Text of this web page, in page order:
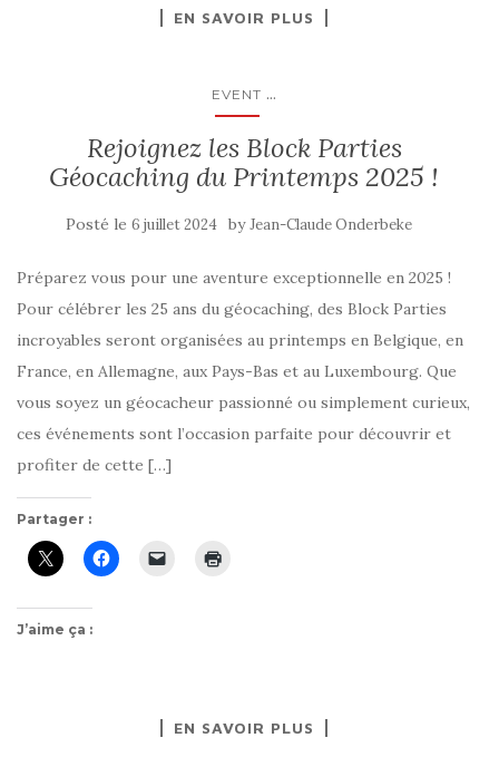
EN SAVOIR PLUS
EVENT ...
Rejoignez les Block Parties
Géocaching du Printemps 2025 !
Posté le 6 juillet 2024 byJean-Claude Onderbeke
Préparez vous pour une aventure exceptionnelle en 2025 !
Pour célébrer les 25 ans du géocaching, des Block Parties
incroyables seront organisées au printemps en Belgique, en
France, en Allemagne, aux Pays-Bas et au Luxembourg. Que
vous soyez un géocacheur passionné ou simplement curieux,
ces événements sont l’occasion parfaite pour découvrir et
profiter de cette […]
Partager :
J’aime ça :
EN SAVOIR PLUS